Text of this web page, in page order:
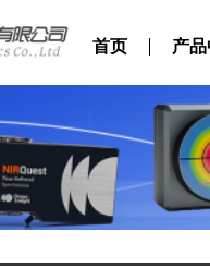
首页 产